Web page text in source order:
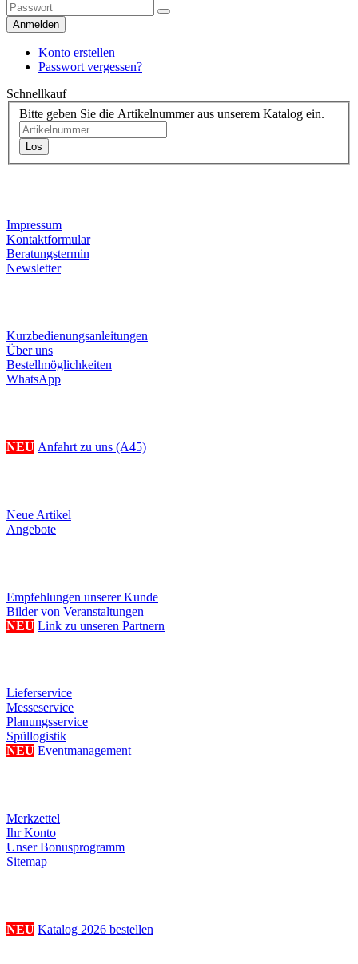
Anmelden
Konto erstellen
Passwort vergessen?
Schnellkauf
Bitte geben Sie die Artikelnummer aus unserem Katalog ein.
Los
Impressum
Kontaktformular
Beratungstermin
Newsletter
Kurzbedienungsanleitungen
Über uns
Bestellmöglichkeiten
WhatsApp
NEU Anfahrt zu uns (A45)
Neue Artikel
Angebote
Empfehlungen unserer Kunde
Bilder von Veranstaltungen
NEU Link zu unseren Partnern
Lieferservice
Messeservice
Planungsservice
Spüllogistik
NEU Eventmanagement
Merkzettel
Ihr Konto
Unser Bonusprogramm
Sitemap
NEU Katalog 2026 bestellen